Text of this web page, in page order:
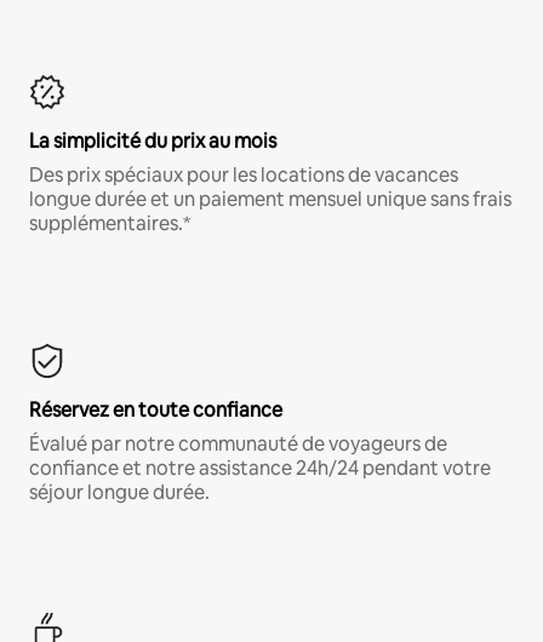
La simplicité du prix au mois
Des prix spéciaux pour les locations de vacances
longue durée et un paiement mensuel unique sans frais
supplémentaires.*
Réservez en toute confiance
Évalué par notre communauté de voyageurs de
confiance et notre assistance 24h/24 pendant votre
séjour longue durée.